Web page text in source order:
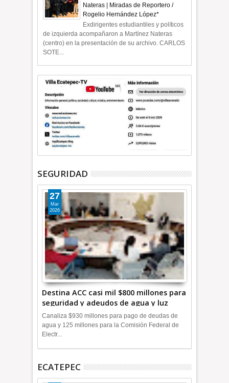
Nateras | Miradas de Reportero /
Rogelio Hernández López*
Exdirigentes estudiantiles y políticos
de izquierda acompañaron a Martínez Nateras
(centro) en la presentación de su archivo. CARLOS
SOTE...
SEGURIDAD
Destina ACC casi mil $800 millones para
seguridad y adeudos de agua y luz
+Video
27
Mar
2026
Canaliza $930 millones para pago de deudas de
agua y 125 millones para la Comisión Federal de
Electr...
ECATEPEC